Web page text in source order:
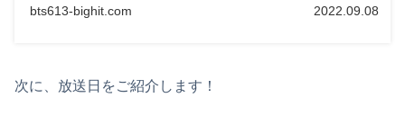
bts613-bighit.com 2022.09.08
次に、放送日をご紹介します！